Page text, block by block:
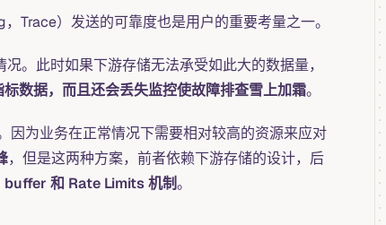
Trace）发送的可靠度也是用户的重要考量之一。
。此时如果下游存储无法承受如此大的数据量，
数据，而且还会丢失监控使故障排查雪上加霜。
为业务在正常情况下需要相对较高的资源来应对
，但是这两种方案，前者依赖下游存储的设计，后
buffer 和 Rate Limits 机制。